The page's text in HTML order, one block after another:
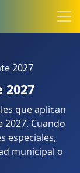
2027
2027
que aplican
Cuando
especiales,
municipal o